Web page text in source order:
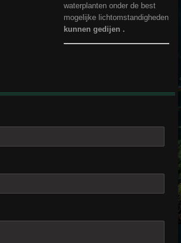
waterplanten onder de best
mogelijke lichtomstandigheden
kunnen gedijen .